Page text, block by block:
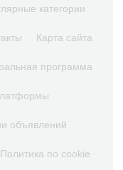
категории
Карта сайта
программа
объявлений
Политика по cookie